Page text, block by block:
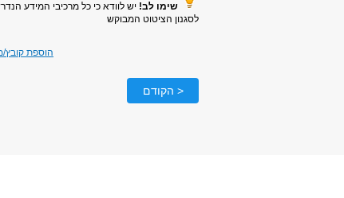
שימו לב! יש לוודא כי כל מרכיבי המידע
לסגנון הציטוט המבוקש
הוספת
< הקודם